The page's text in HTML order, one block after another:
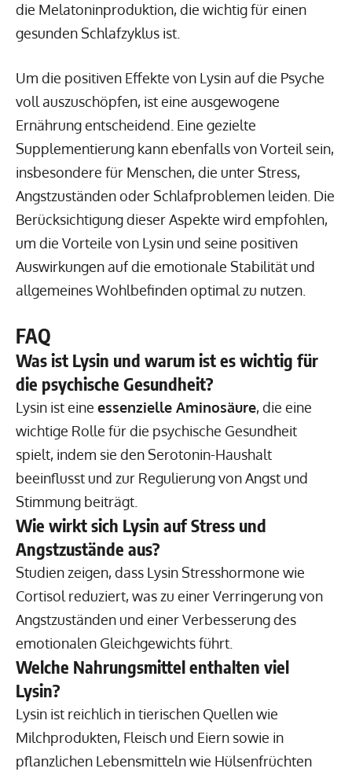
die Melatoninproduktion, die wichtig für einen
gesunden Schlafzyklus ist.
Um die positiven Effekte von Lysin auf die Psyche
voll auszuschöpfen, ist eine ausgewogene
Ernährung entscheidend. Eine gezielte
Supplementierung kann ebenfalls von Vorteil sein,
insbesondere für Menschen, die unter Stress,
Angstzuständen oder Schlafproblemen leiden. Die
Berücksichtigung dieser Aspekte wird empfohlen,
um die Vorteile von Lysin und seine positiven
Auswirkungen auf die emotionale Stabilität und
allgemeines Wohlbefinden optimal zu nutzen.
FAQ
Was ist Lysin und warum ist es wichtig für
die psychische Gesundheit?
Lysin ist eine essenzielle Aminosäure, die eine
wichtige Rolle für die psychische Gesundheit
spielt, indem sie den Serotonin-Haushalt
beeinflusst und zur Regulierung von Angst und
Stimmung beiträgt.
Wie wirkt sich Lysin auf Stress und
Angstzustände aus?
Studien zeigen, dass Lysin Stresshormone wie
Cortisol reduziert, was zu einer Verringerung von
Angstzuständen und einer Verbesserung des
emotionalen Gleichgewichts führt.
Welche Nahrungsmittel enthalten viel
Lysin?
Lysin ist reichlich in tierischen Quellen wie
Milchprodukten, Fleisch und Eiern sowie in
pflanzlichen Lebensmitteln wie Hülsenfrüchten